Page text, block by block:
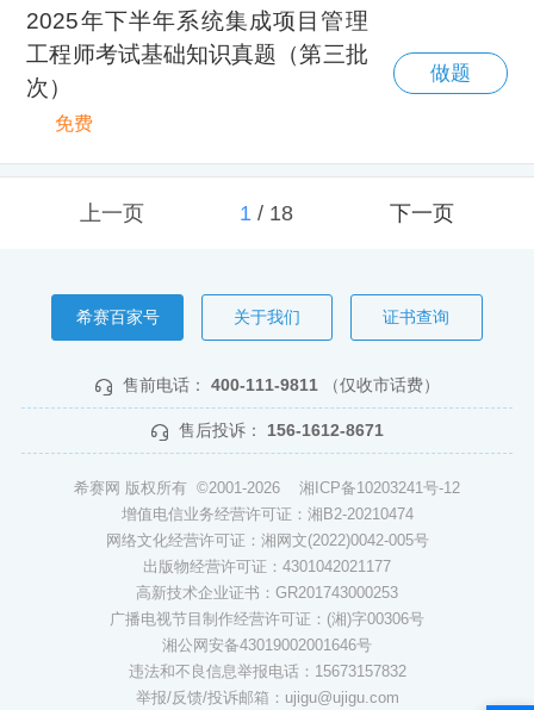
2025年下半年系统集成项目管理
工程师考试基础知识真题（第三批
次）
免费
做题
上一页 1/ 18 下一页
希赛百家号 关于我们 证书查询
售前电话： 400-111-9811 （仅收市话费）
售后投诉： 156-1612-8671
希赛网 版权所有 ©2001-2026 湘ICP备10203241号-12
增值电信业务经营许可证：湘B2-20210474
网络文化经营许可证：湘网文(2022)0042-005号
出版物经营许可证：4301042021177
高新技术企业证书：GR201743000253
广播电视节目制作经营许可证：(湘)字00306号
湘公网安备43019002001646号
违法和不良信息举报电话：15673157832
举报/反馈/投诉邮箱：ujigu@ujigu.com